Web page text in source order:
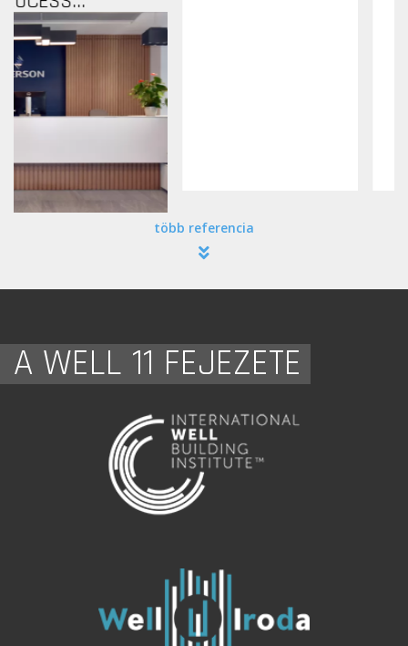
több referencia
A WELL 11 FEJEZETE